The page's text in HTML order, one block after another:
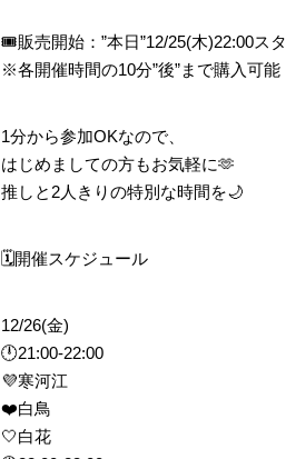
🎟販売開始：”本日”12/25(木)22:00スタ
※各開催時間の10分”後”まで購入可能
1分から参加OKなので、
はじめましての方もお気軽に🫶
推しと2人きりの特別な時間を🌙
🗓開催スケジュール
12/26(金)
🕛21:00-22:00
💜寒河江
❤️白鳥
🤍白花